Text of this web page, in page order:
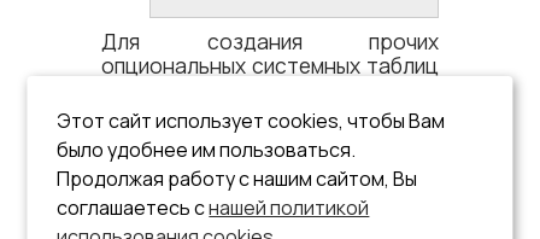
Для создания прочих
опциональных системных таблиц
конфигурирование базы данных»,
раздел
«Создание БД»
необходимо использовать
программу диалогового SQL
(inl) (см. документ«Командный
Этот сайт использует cookies, чтобы Вам
было удобнее им пользоваться.
Продолжая работу с нашим сайтом, Вы
соглашаетесь снашей политикой